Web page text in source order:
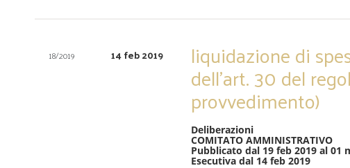
18/2019 14 feb 2019 liquidazione di
dell’art. 30 del
provvedimento)
Deliberazioni
COMITATO AMMINISTRATIVO
Pubblicato dal 19 feb 2019 al 01
Esecutiva dal 14 feb 2019